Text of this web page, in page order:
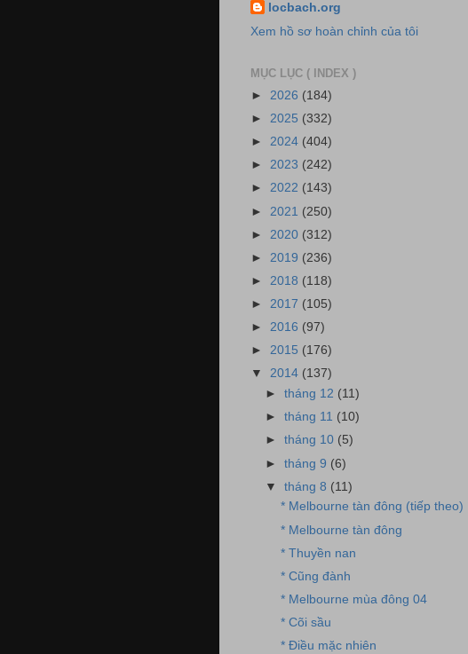
locbach.org
Xem hồ sơ hoàn chỉnh của tôi
MỤC LỤC ( INDEX )
► 2026 (184)
► 2025 (332)
► 2024 (404)
► 2023 (242)
► 2022 (143)
► 2021 (250)
► 2020 (312)
► 2019 (236)
► 2018 (118)
► 2017 (105)
► 2016 (97)
► 2015 (176)
▼ 2014 (137)
►tháng 12 (11)
►tháng 11 (10)
►tháng 10 (5)
►tháng 9 (6)
▼tháng 8 (11)
* Melbourne tàn đông (tiếp theo)
* Melbourne tàn đông
* Thuyền nan
* Cũng đành
* Melbourne mùa đông 04
* Cõi sầu
* Điều mặc nhiên